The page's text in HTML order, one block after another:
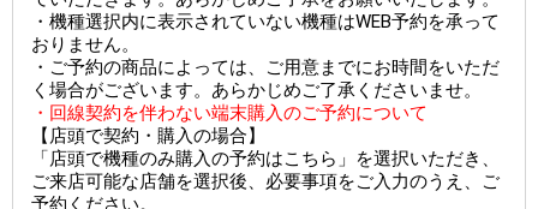
・機種選択内に表示されていない機種はWEB予約を承って
おりません。
・ご予約の商品によっては、ご用意までにお時間をいただ
く場合がございます。あらかじめご了承くださいませ。
・回線契約を伴わない端末購入のご予約について
【店頭で契約・購入の場合】
「店頭で機種のみ購入の予約はこちら」を選択いただき、
ご来店可能な店舗を選択後、必要事項をご入力のうえ、ご
予約ください。